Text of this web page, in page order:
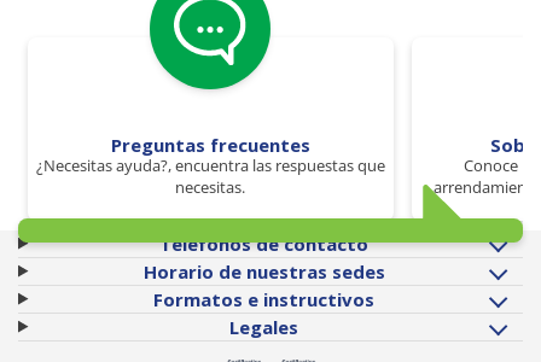
Preguntas frecuentes
¿Necesitas ayuda?, encuentra las respuestas que
necesitas.
Conoce
Teléfonos de contacto
Horario de nuestras sedes
Formatos e instructivos
Legales